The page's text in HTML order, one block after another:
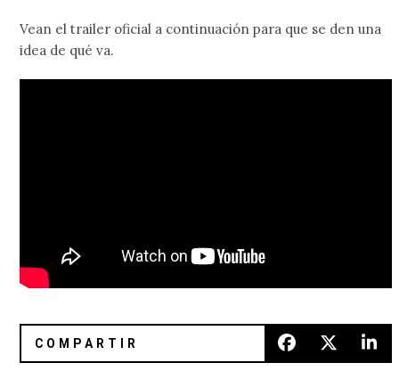
Vean el trailer oficial a continuación para que se den una
idea de qué va.